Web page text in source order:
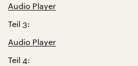
Audio Player
Teil 3:
Audio Player
Teil 4: